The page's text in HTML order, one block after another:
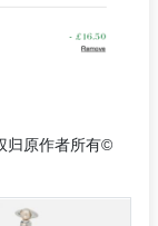
归原作者所有©